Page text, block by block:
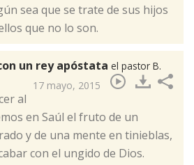
sea que se trate de sus hijos
que no lo son.
un rey apóstata el pastor B.
17 mayo, 2015
al
en Saúl el fruto de un
y de una mente en tinieblas,
con el ungido de Dios.